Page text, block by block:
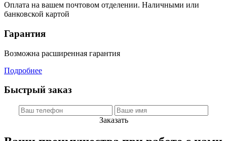
Оплата на вашем почтовом отделении. Наличными или
банковской картой
Гарантия
Возможна расширенная гарантия
Подробнее
Быстрый заказ
Заказать